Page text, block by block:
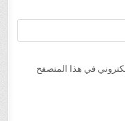
في هذا المتصفح